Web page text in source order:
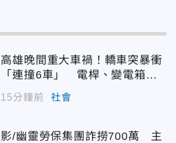
高雄晚間重大車禍！轎車突暴衝
「連撞6車」 電桿、變電箱全
遭殃
15分鐘前 社會
影/幽靈勞保集團詐撈700萬 主